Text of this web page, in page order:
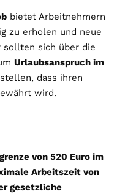
bietet Arbeitnehmern
zu erholen und neue
sollten sich über die
Urlaubsanspruch im
dass ihren
wird.
von 520 Euro im
Arbeitszeit von
gesetzliche